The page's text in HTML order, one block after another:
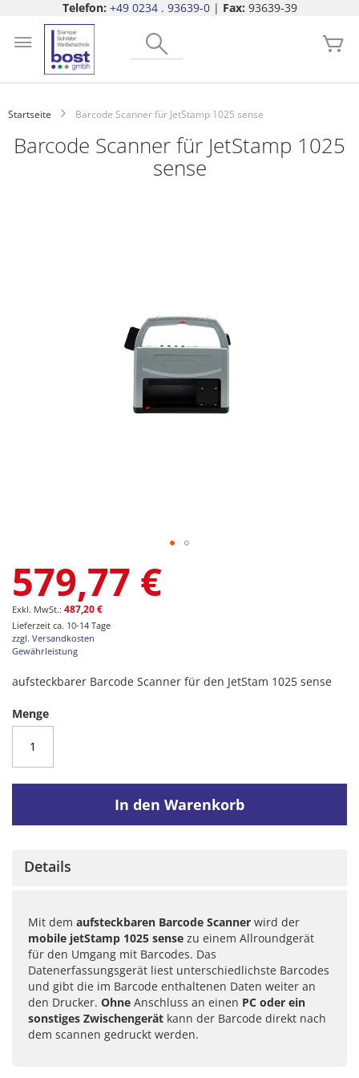
Telefon: +49 0234 . 93639-0| Fax: 93639-39
springen
Startseite Barcode Scanner für JetStamp 1025 sense
Barcode Scanner für JetStamp 1025
sense
Anfang
der
Bildgalerie
springen
579,77 €
487,20 €
Lieferzeit ca. 10-14 Tage
zzgl. Versandkosten
Gewährleistung
aufsteckbarer Barcode Scanner für den JetStam 1025 sense
Menge
In den Warenkorb
Details
Mit dem aufsteckbaren Barcode Scanner wird der
mobile jetStamp 1025 sense zu einem Allroundgerät
für den Umgang mit Barcodes. Das
Datenerfassungsgerät liest unterschiedlichste Barcodes
und gibt die im Barcode enthaltenen Daten weiter an
den Drucker. Ohne Anschluss an einen PC oder ein
sonstiges Zwischengerät kann der Barcode direkt nach
dem scannen gedruckt werden.